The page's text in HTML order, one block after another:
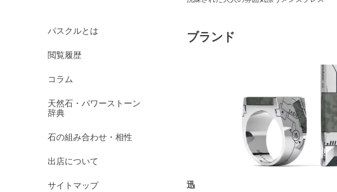
パスクルとは
閲覧履歴
コラム
天然石・パワーストーン
辞典
石の組み合わせ・相性
出店について
サイトマップ
ブランド
迅